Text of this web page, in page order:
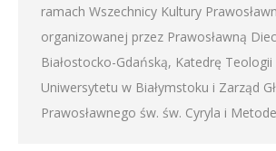
ramach Wszechnicy Kultury
organizowanej przez Prawosławną
Białostocko-Gdańską, Katedrę Teologii
Uniwersytetu w Białymstoku i Zarząd
Prawosławnego św. św. Cyryla i